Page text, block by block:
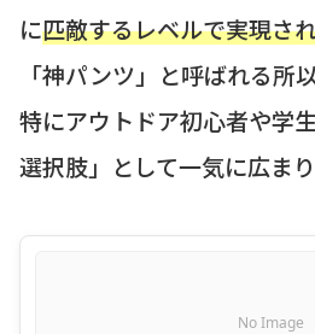
に匹敵するレベルで実現さ
「神パンツ」と呼ばれる所以
特にアウトドア初心者や学
選択肢」として一気に広まり
No Image